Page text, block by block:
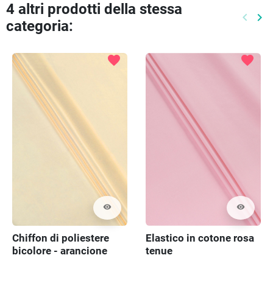
4 altri prodotti della stessa
categoria:
keyboard_arrow_left keyboard_arrow_right
visibility
favorite
Chiffon di poliestere
bicolore - arancione
visibility
favorite
Elastico in cotone rosa
tenue